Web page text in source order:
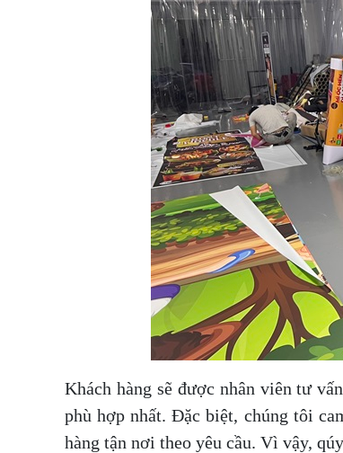
Khách hàng sẽ được nhân viên tư
phù hợp nhất. Đặc biệt, chúng tôi
hàng tận nơi theo yêu cầu. Vì vậy,